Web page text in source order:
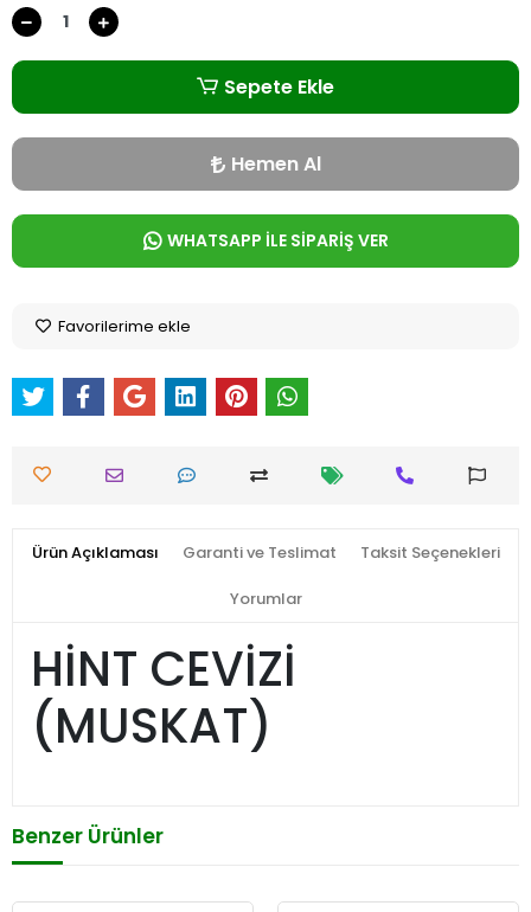
Sepete Ekle
Hemen Al
WHATSAPP İLE SİPARİŞ VER
Favorilerime ekle
Ürün Açıklaması Garanti ve Teslimat Taksit Seçenekleri
Yorumlar
HİNT CEVİZİ
(MUSKAT)
Benzer Ürünler